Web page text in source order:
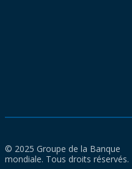
© 2025 Groupe de la Banque
mondiale. Tous droits réservés.